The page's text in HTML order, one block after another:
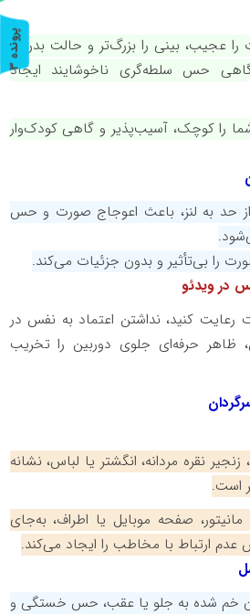
عجیب، بینی را بزرگ‌تر و حالت بدن را
حس سلطه‌گری ناخوشایند ایجاد
را کوچک، آسیب‌پذیر و گاهی کودک‌وار
حد به لنز، باعث اعوجاج صورت و حس
را بی‌تأثیر و بدون جزئیات می‌کند.
در ویدئو
کنید، نداشتن اعتماد به نفس در
ظاهر حرفه‌ای جلوی دوربین را تخریب
نقره مردانه، انگشتر یا لباس، نشانه
است.
صفحه موبایل یا اطراف، به‌جای
عدم ارتباط با مخاطب را ایجاد می‌کند.
خم شده به جلو یا عقب، حس خستگی و
پ
ر
و
ن
د
ه
3